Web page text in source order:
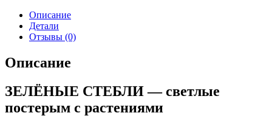
Описание
Детали
Отзывы (0)
Описание
ЗЕЛЁНЫЕ СТЕБЛИ — светлые
постерым с растениями